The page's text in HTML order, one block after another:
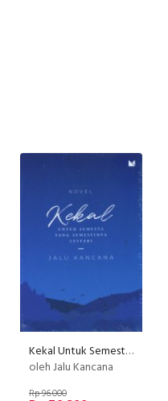
Kekal Untuk Semesta yang Semestinya Lestari
oleh Jalu Kancana
Rp 96.000